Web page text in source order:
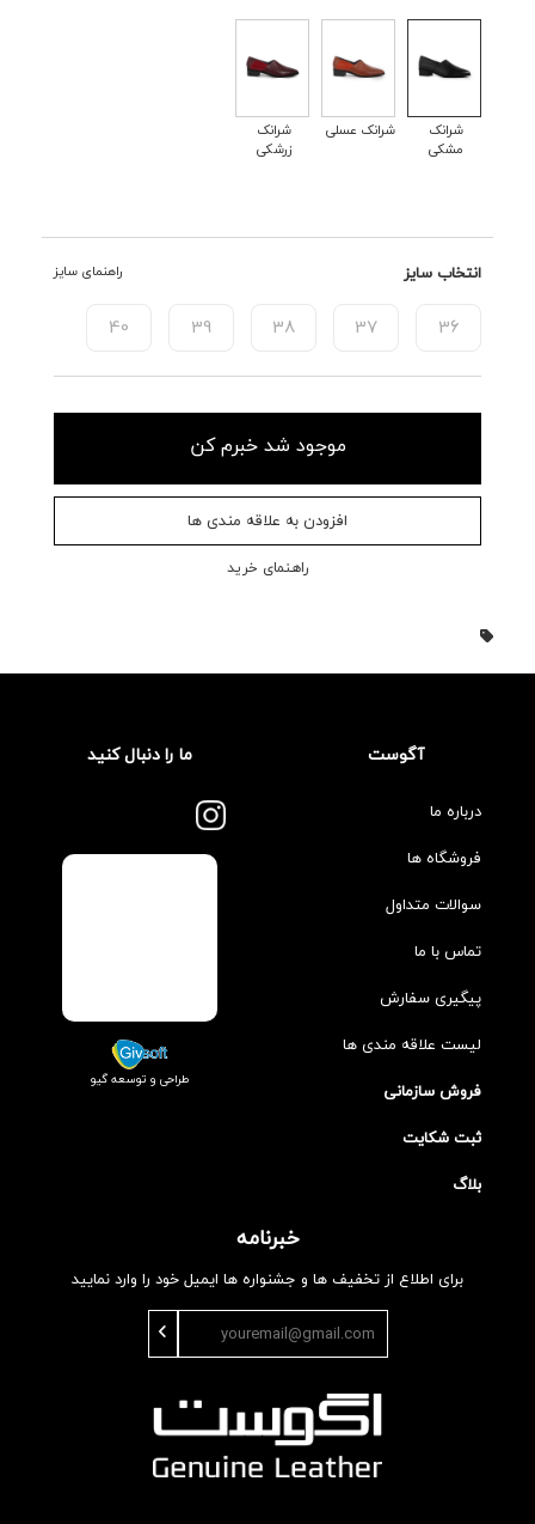
شرانک
مشکی
شرانک عسلی
شرانک
زرشکی
انتخاب سایز راهنمای سایز
36
37
38
39
40
موجود شد خبرم کن
افزودن به علاقه مندی ها
راهنمای خرید
آگوست
درباره ما
فروشگاه ها
سوالات متداول
تماس با ما
پیگیری سفارش
لیست علاقه مندی ها
فروش سازمانی
ثبت شکایت
بلاگ
ما را دنبال کنید
طراحی و توسعه گیو
خبرنامه
برای اطلاع از تخفیف ها و جشنواره ها ایمیل خود را وارد نمایید